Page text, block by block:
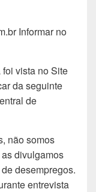
Informar no
vista no Site
da seguinte
de
não somos
divulgamos
desempregos.
entrevista